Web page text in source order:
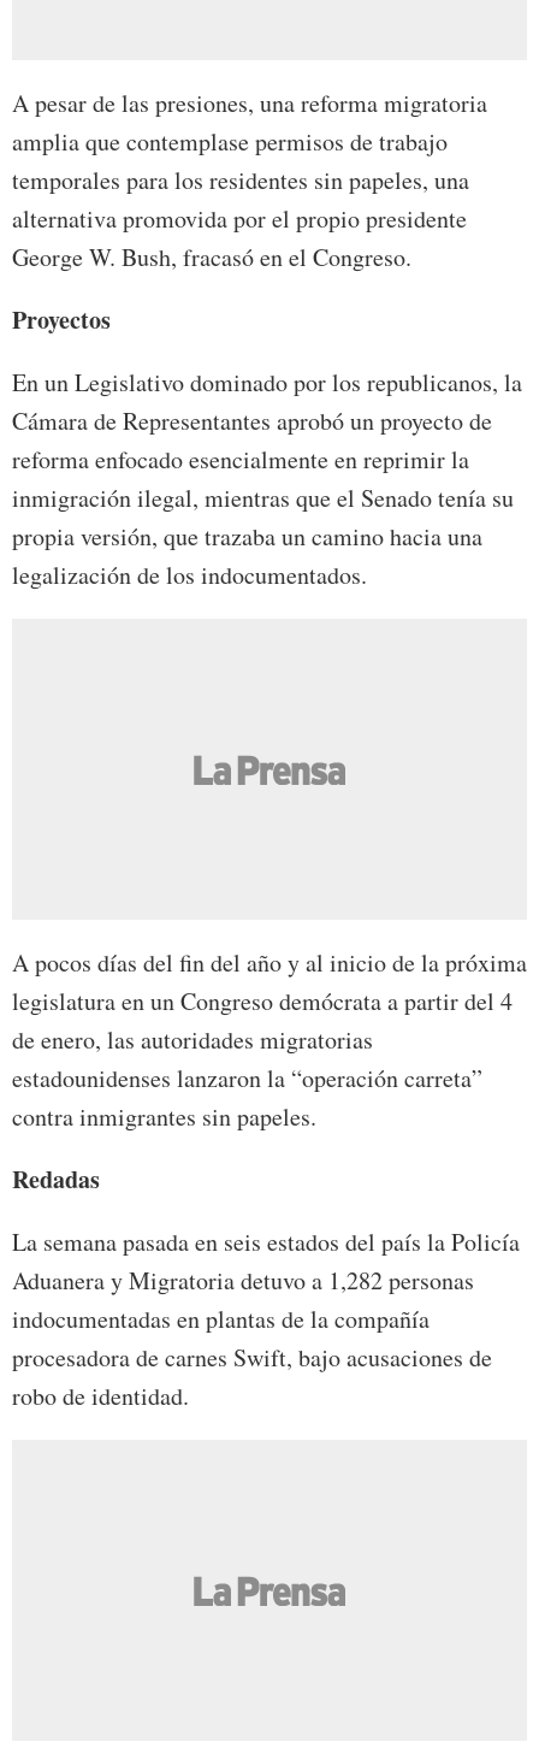
A pesar de las presiones, una reforma migratoria
amplia que contemplase permisos de trabajo
temporales para los residentes sin papeles, una
alternativa promovida por el propio presidente
George W. Bush, fracasó en el Congreso.
Proyectos
En un Legislativo dominado por los republicanos, la
Cámara de Representantes aprobó un proyecto de
reforma enfocado esencialmente en reprimir la
inmigración ilegal, mientras que el Senado tenía su
propia versión, que trazaba un camino hacia una
legalización de los indocumentados.
A pocos días del fin del año y al inicio de la próxima
legislatura en un Congreso demócrata a partir del 4
de enero, las autoridades migratorias
estadounidenses lanzaron la “operación carreta”
contra inmigrantes sin papeles.
Redadas
La semana pasada en seis estados del país la Policía
Aduanera y Migratoria detuvo a 1,282 personas
indocumentadas en plantas de la compañía
procesadora de carnes Swift, bajo acusaciones de
robo de identidad.